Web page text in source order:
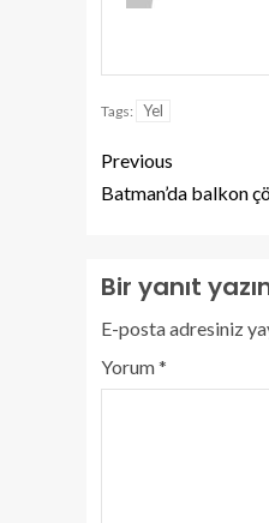
Tags: Yel
Previous
Batman’da balkon
Bir yanıt
E-posta adresiniz
Yorum*